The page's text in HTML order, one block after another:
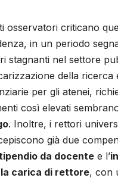
osservatori criticano
in un periodo
stagnanti nel settore
della ricerca
per gli atenei,
così elevati
. Inoltre, i rettori
già due
da docente e l’
carica di rettore, con